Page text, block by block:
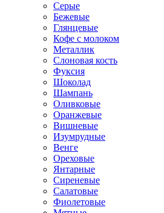
Серые
Бежевые
Глянцевые
Кофе с молоком
Металлик
Слоновая кость
Фуксия
Шоколад
Шампань
Оливковые
Оранжевые
Вишневые
Изумрудные
Венге
Ореховые
Янтарные
Сиреневые
Салатовые
Фиолетовые